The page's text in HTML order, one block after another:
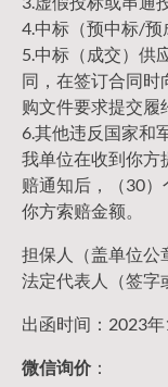
4.中标（预中标/预
5.中标（成交）供
同，在签订合同时
购文件要求提交履
6.其他违反国家和
我单位在收到你方
赔通知后，（30
你方索赔金额。
担保人（盖单位公
法定代表人（签字
出函时间：2023
微信询价：